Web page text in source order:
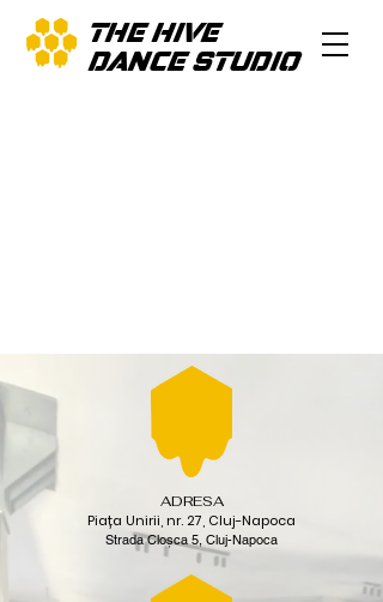
THE HIVE
DANCE STUDIO
ADRESA
Piața Unirii, nr. 27, Cluj-Napoca
Strada Cloșca 5, Cluj-Napoca